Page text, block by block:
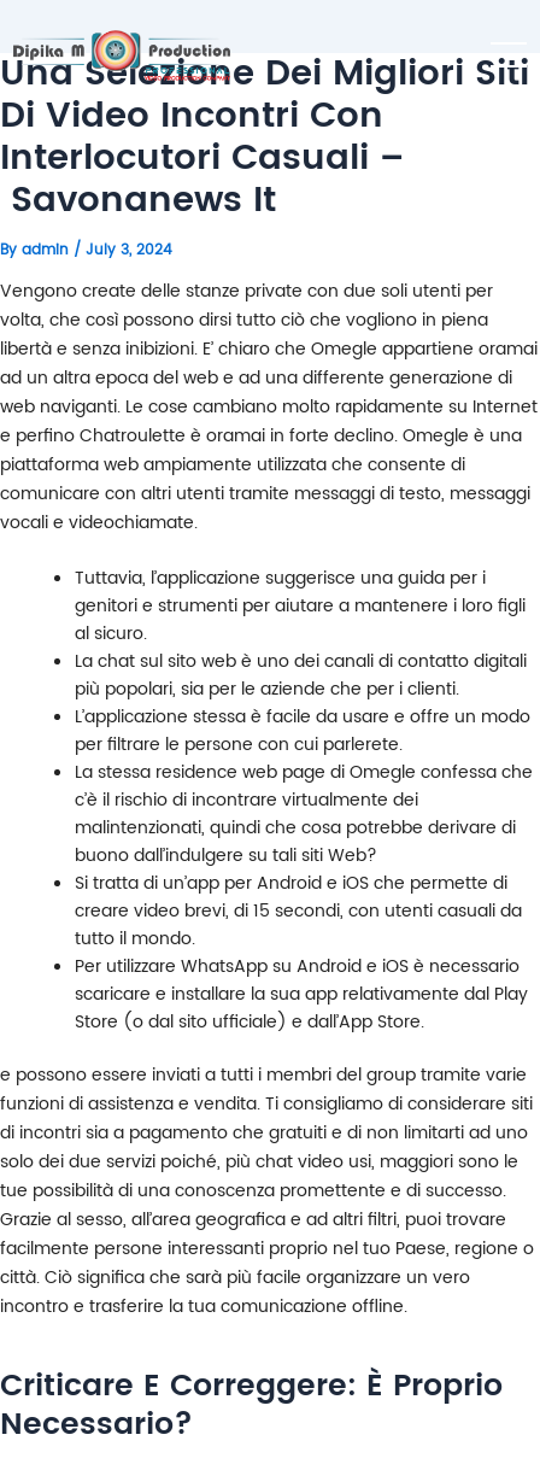
Una Selezione Dei Migliori Siti
Di Video Incontri Con
Interlocutori Casuali –
Savonanews It
By admin / July 3, 2024
Vengono create delle stanze private con due soli utenti per
volta, che così possono dirsi tutto ciò che vogliono in piena
libertà e senza inibizioni. E’ chiaro che Omegle appartiene oramai
ad un altra epoca del web e ad una differente generazione di
web naviganti. Le cose cambiano molto rapidamente su Internet
e perfino Chatroulette è oramai in forte declino. Omegle è una
piattaforma web ampiamente utilizzata che consente di
comunicare con altri utenti tramite messaggi di testo, messaggi
vocali e videochiamate.
Tuttavia, l’applicazione suggerisce una guida per i
genitori e strumenti per aiutare a mantenere i loro figli
al sicuro.
La chat sul sito web è uno dei canali di contatto digitali
più popolari, sia per le aziende che per i clienti.
L’applicazione stessa è facile da usare e offre un modo
per filtrare le persone con cui parlerete.
La stessa residence web page di Omegle confessa che
c’è il rischio di incontrare virtualmente dei
malintenzionati, quindi che cosa potrebbe derivare di
buono dall’indulgere su tali siti Web?
Si tratta di un’app per Android e iOS che permette di
creare video brevi, di 15 secondi, con utenti casuali da
tutto il mondo.
Per utilizzare WhatsApp su Android e iOS è necessario
scaricare e installare la sua app relativamente dal Play
Store (o dal sito ufficiale) e dall’App Store.
e possono essere inviati a tutti i membri del group tramite varie
funzioni di assistenza e vendita. Ti consigliamo di considerare siti
di incontri sia a pagamento che gratuiti e di non limitarti ad uno
solo dei due servizi poiché, più chat video usi, maggiori sono le
tue possibilità di una conoscenza promettente e di successo.
Grazie al sesso, all’area geografica e ad altri filtri, puoi trovare
facilmente persone interessanti proprio nel tuo Paese, regione o
città. Ciò significa che sarà più facile organizzare un vero
incontro e trasferire la tua comunicazione offline.
Criticare E Correggere: È Proprio
Necessario?